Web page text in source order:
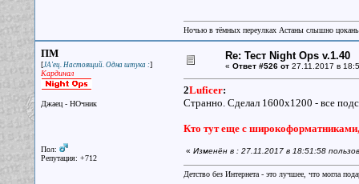
Ночью в тёмных переулках Астаны слышно
ПМ
[JA'ец. Настоящий. Одна штука :]
Кардинал
Джаец - НОчник
Пол:
Репутация: +712
Re: Тест Night Ops v.1.40
« Ответ #526 от27.11.2017 в
2Luficer:
Странно. Сделал 1600х1200 - все
Кто тут еще с
« Изменён в : 27.11.2017 в 18:51:58
Детство без Интернета - это лучшее, что могла